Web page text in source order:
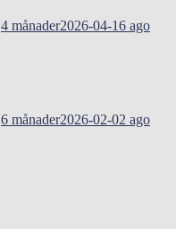
4 månader2026-04-16 ago
6 månader2026-02-02 ago